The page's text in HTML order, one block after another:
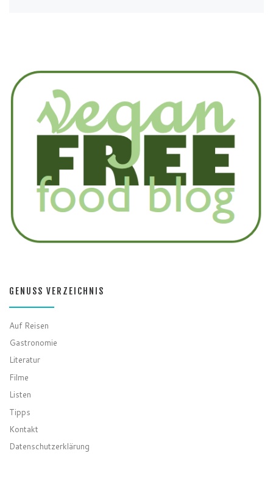
GENUSS VERZEICHNIS
Auf Reisen
Gastronomie
Literatur
Filme
Listen
Tipps
Kontakt
Datenschutzerklärung